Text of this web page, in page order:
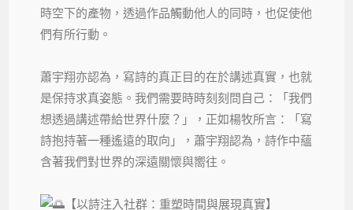
時空下的產物，透過作品觸動他人的同時，也促使他
們有所行動。
蕭宇翔亦認為，寫詩的真正目的在於講述真實，也就
是保持求真姿態。我們需要時時刻刻問自己：「我們
想透過講述帶給世界什麼？」，正如楊牧所言：「寫
詩抱持著一種遙遠的取向」，蕭宇翔認為，詩作中蘊
含著我們對世界的深遠關懷與嚮往。
【以詩注入社群：重塑時間與展現真實】